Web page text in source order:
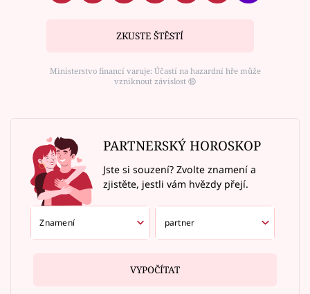
ZKUSTE ŠTĚSTÍ
Ministerstvo financí varuje: Účastí na hazardní hře může
vzniknout závislost ⑱
PARTNERSKÝ HOROSKOP
Jste si souzení? Zvolte znamení a
zjistěte, jestli vám hvězdy přejí.
VYPOČÍTAT